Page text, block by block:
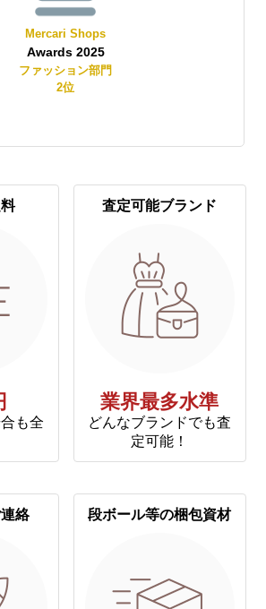
も全
査定可能ブランド
業界最多水準
どんなブランドでも査
定可能！
絡 段ボール等の梱包資材